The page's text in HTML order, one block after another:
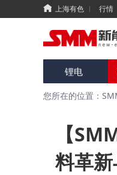
上海有色 行情
锂电
您所在的位置：
【
料革